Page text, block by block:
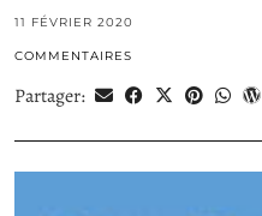
11 FÉVRIER 2020
COMMENTAIRES
Partager: